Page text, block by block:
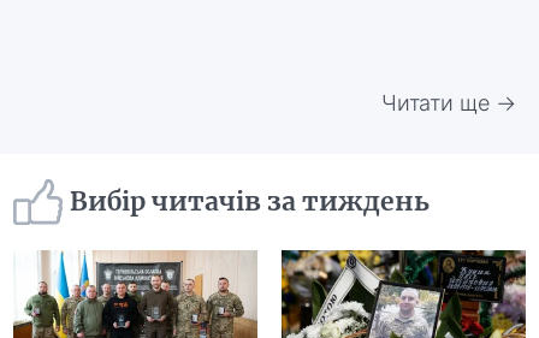
Читати ще →
Вибір читачів за тиждень